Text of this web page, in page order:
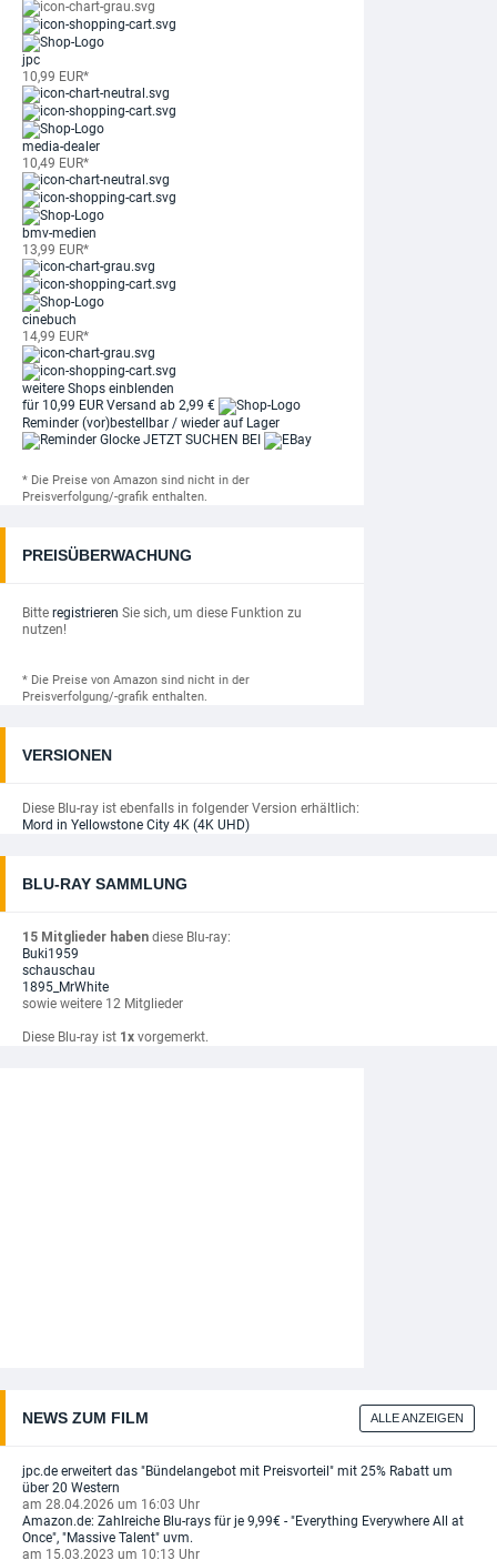
jpc
10,99 EUR*
media-dealer
10,49 EUR*
bmv-medien
13,99 EUR*
cinebuch
14,99 EUR*
weitere Shops einblenden
für 10,99 EUR Versand ab 2,99 €
Reminder (vor)bestellbar / wieder auf Lager
JETZT SUCHEN BEI
* Die Preise von Amazon sind nicht in der
Preisverfolgung/-grafik enthalten.
PREISÜBERWACHUNG
Bitte registrieren Sie sich, um diese Funktion zu
nutzen!
* Die Preise von Amazon sind nicht in der
Preisverfolgung/-grafik enthalten.
VERSIONEN
Diese Blu-ray ist ebenfalls in folgender Version erhältlich:
Mord in Yellowstone City 4K (4K UHD)
BLU-RAY SAMMLUNG
15 Mitglieder haben diese Blu-ray:
Buki1959
schauschau
1895_MrWhite
sowie weitere 12 Mitglieder
Diese Blu-ray ist 1x vorgemerkt.
NEWS ZUM FILM ALLE ANZEIGEN
jpc.de erweitert das "Bündelangebot mit Preisvorteil" mit 25% Rabatt um
über 20 Western
am 28.04.2026 um 16:03 Uhr
Amazon.de: Zahlreiche Blu-rays für je 9,99€ - "Everything Everywhere All at
Once", "Massive Talent" uvm.
am 15.03.2023 um 10:13 Uhr